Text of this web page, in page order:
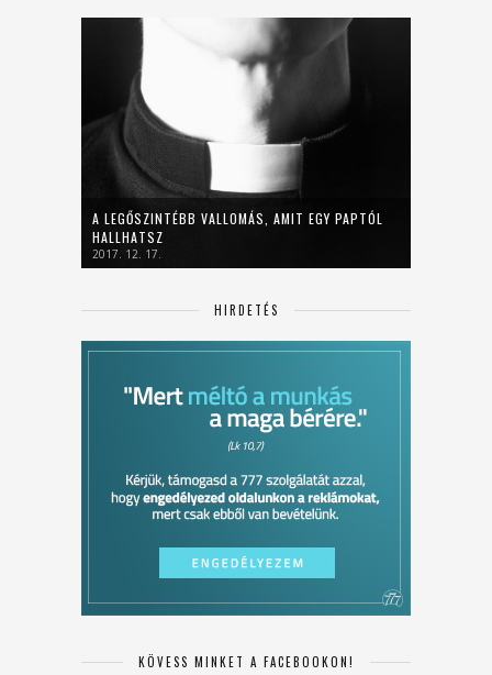
A LEGŐSZINTÉBB VALLOMÁS, AMIT EGY PAPTÓL
HALLHATSZ
2017. 12. 17.
HIRDETÉS
KÖVESS MINKET A FACEBOOKON!